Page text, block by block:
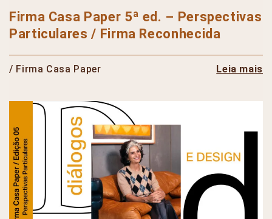
Firma Casa Paper 5ª ed. – Perspectivas
Particulares / Firma Reconhecida
/ Firma Casa Paper Leia mais